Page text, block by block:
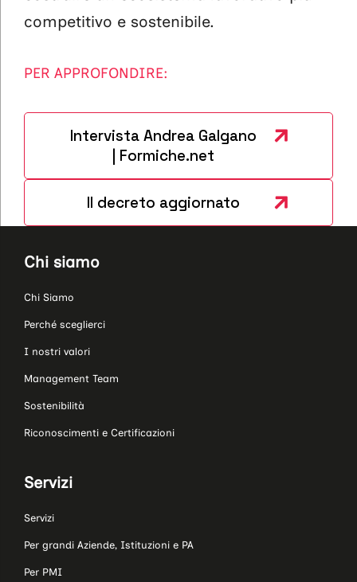
competitivo e sostenibile.
PER APPROFONDIRE:
Intervista Andrea Galgano
| Formiche.net
Il decreto aggiornato
Chi siamo
Chi Siamo
Perché sceglierci
I nostri valori
Management Team
Sostenibilità
Riconoscimenti e Certificazioni
Servizi
Servizi
Per grandi Aziende, Istituzioni e PA
Per PMI